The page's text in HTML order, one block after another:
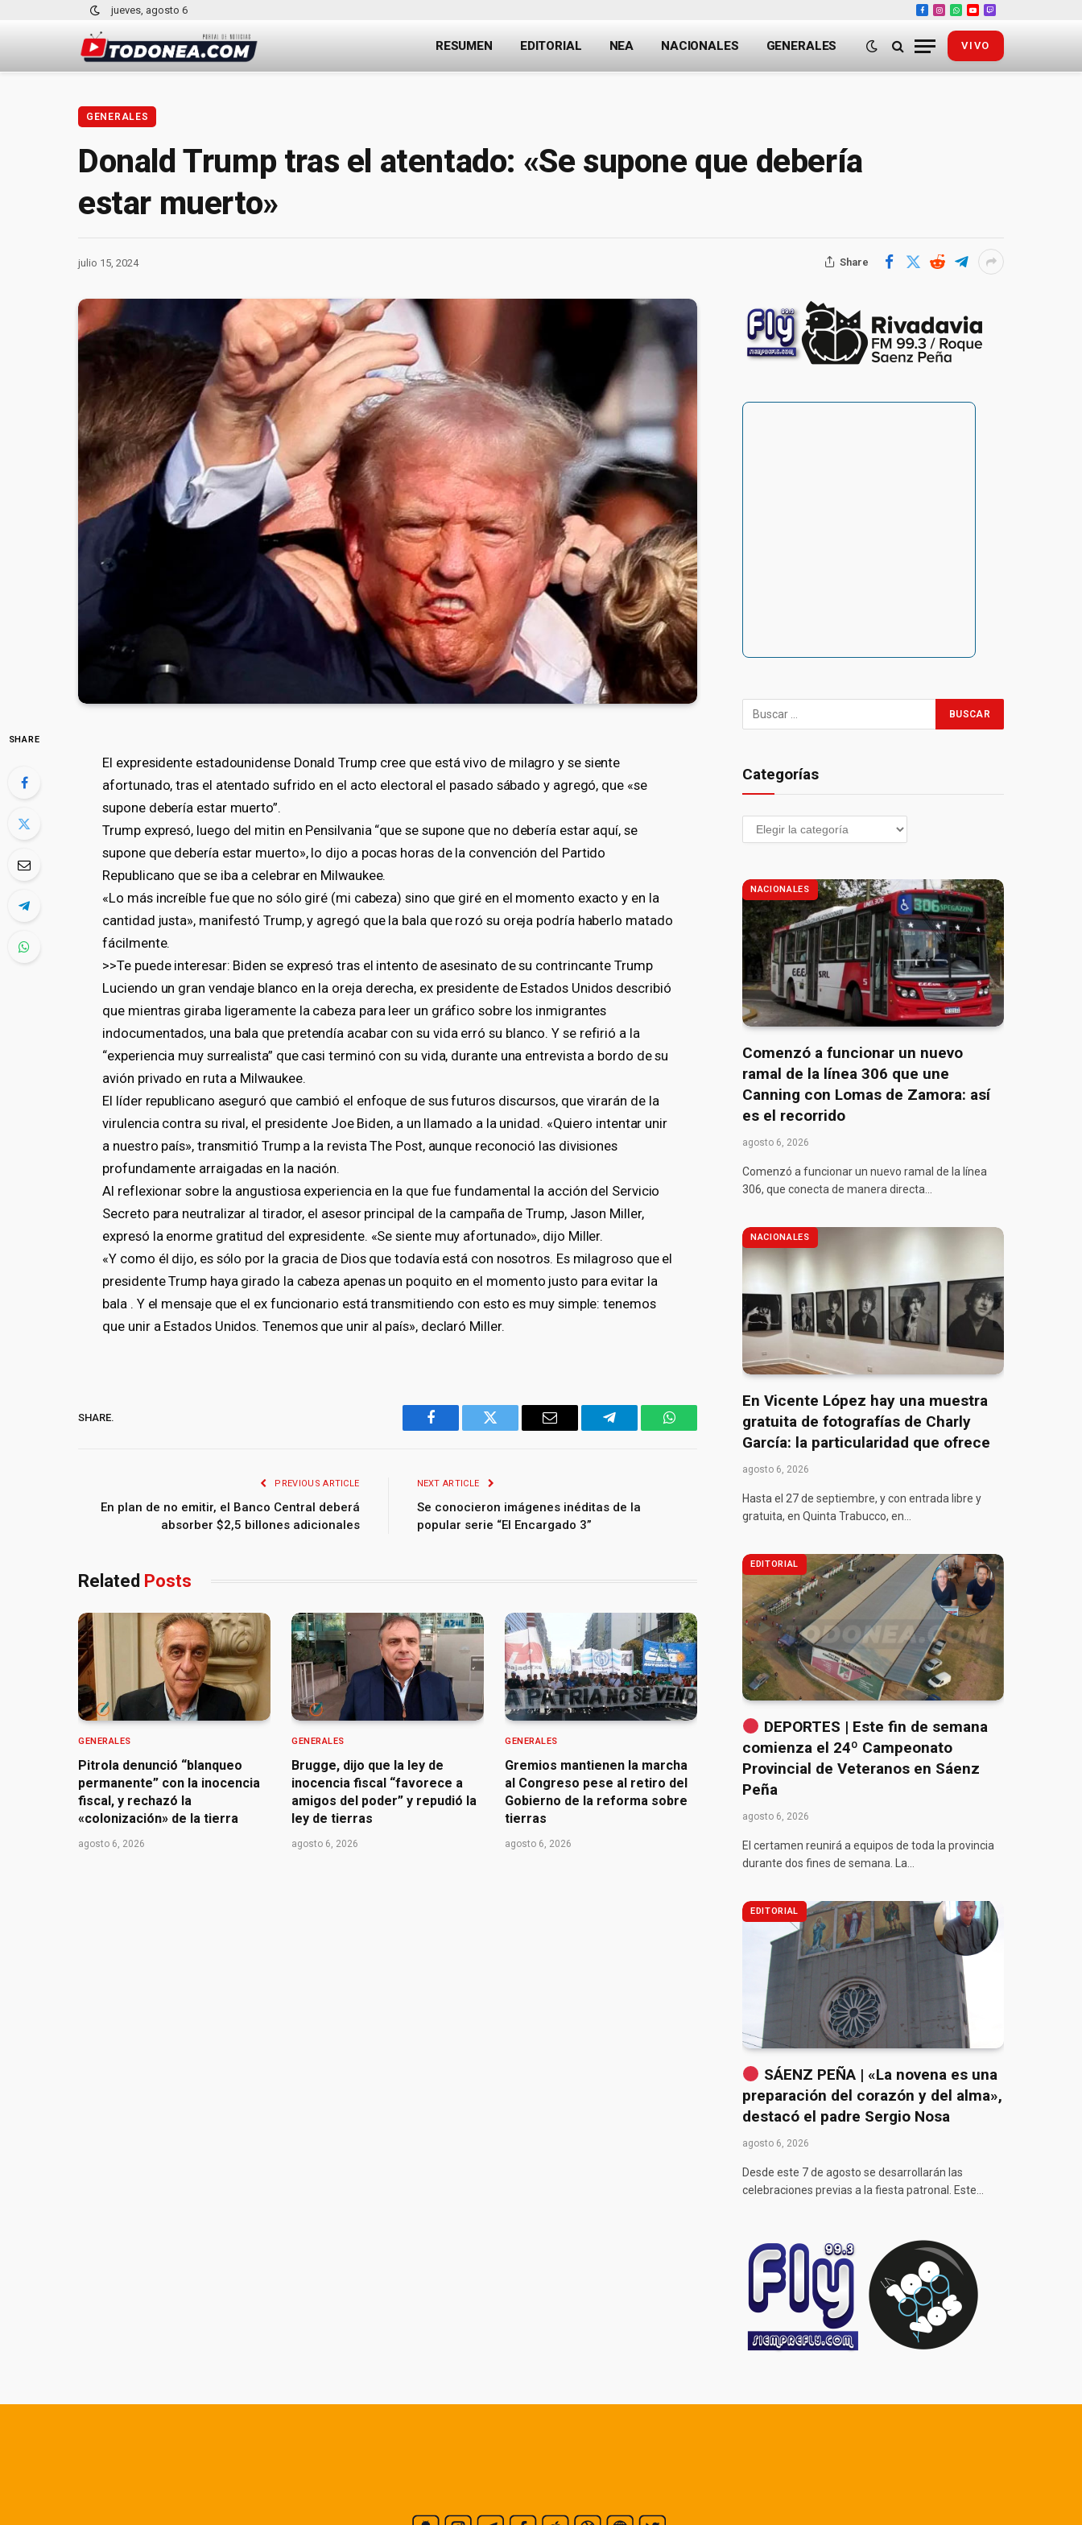
jueves, agosto 6
Facebook
Instagram
WhatsApp
YouTube
Twitch
RESUMEN EDITORIAL NEA NACIONALES GENERALES VIVO
GENERALES
Donald Trump tras el atentado: «Se supone que debería
estar muerto»
julio 15, 2024 Share
SHARE
El expresidente estadounidense Donald Trump cree que está vivo de milagro y se siente
afortunado, tras el atentado sufrido en el acto electoral el pasado sábado y agregó, que «se
supone debería estar muerto”.
Trump expresó, luego del mitin en Pensilvania “que se supone que no debería estar aquí, se
supone que debería estar muerto», lo dijo a pocas horas de la convención del Partido
Republicano que se iba a celebrar en Milwaukee.
«Lo más increíble fue que no sólo giré (mi cabeza) sino que giré en el momento exacto y en la
cantidad justa», manifestó Trump, y agregó que la bala que rozó su oreja podría haberlo matado
fácilmente.
>>Te puede interesar: Biden se expresó tras el intento de asesinato de su contrincante Trump
Luciendo un gran vendaje blanco en la oreja derecha, ex presidente de Estados Unidos describió
que mientras giraba ligeramente la cabeza para leer un gráfico sobre los inmigrantes
indocumentados, una bala que pretendía acabar con su vida erró su blanco. Y se refirió a la
“experiencia muy surrealista” que casi terminó con su vida, durante una entrevista a bordo de su
avión privado en ruta a Milwaukee.
El líder republicano aseguró que cambió el enfoque de sus futuros discursos, que virarán de la
virulencia contra su rival, el presidente Joe Biden, a un llamado a la unidad. «Quiero intentar unir
a nuestro país», transmitió Trump a la revista The Post, aunque reconoció las divisiones
profundamente arraigadas en la nación.
Al reflexionar sobre la angustiosa experiencia en la que fue fundamental la acción del Servicio
Secreto para neutralizar al tirador, el asesor principal de la campaña de Trump, Jason Miller,
expresó la enorme gratitud del expresidente. «Se siente muy afortunado», dijo Miller.
«Y como él dijo, es sólo por la gracia de Dios que todavía está con nosotros. Es milagroso que el
presidente Trump haya girado la cabeza apenas un poquito en el momento justo para evitar la
bala . Y el mensaje que el ex funcionario está transmitiendo con esto es muy simple: tenemos
que unir a Estados Unidos. Tenemos que unir al país», declaró Miller.
SHARE.
Facebook Twitter Email Telegram WhatsApp
PREVIOUS ARTICLE
En plan de no emitir, el Banco Central deberá
absorber $2,5 billones adicionales
NEXT ARTICLE
Se conocieron imágenes inéditas de la
popular serie “El Encargado 3”
Related Posts
GENERALES
Pitrola denunció “blanqueo
permanente” con la inocencia
fiscal, y rechazó la
«colonización» de la tierra
agosto 6, 2026
GENERALES
Brugge, dijo que la ley de
inocencia fiscal “favorece a
amigos del poder” y repudió la
ley de tierras
agosto 6, 2026
GENERALES
Gremios mantienen la marcha
al Congreso pese al retiro del
Gobierno de la reforma sobre
tierras
agosto 6, 2026
Categorías
NACIONALES
Comenzó a funcionar un nuevo
ramal de la línea 306 que une
Canning con Lomas de Zamora: así
es el recorrido
agosto 6, 2026
Comenzó a funcionar un nuevo ramal de la línea
306, que conecta de manera directa…
NACIONALES
En Vicente López hay una muestra
gratuita de fotografías de Charly
García: la particularidad que ofrece
agosto 6, 2026
Hasta el 27 de septiembre, y con entrada libre y
gratuita, en Quinta Trabucco, en…
EDITORIAL
DEPORTES | Este fin de semana
comienza el 24º Campeonato
Provincial de Veteranos en Sáenz
Peña
agosto 6, 2026
El certamen reunirá a equipos de toda la provincia
durante dos fines de semana. La…
EDITORIAL
SÁENZ PEÑA | «La novena es una
preparación del corazón y del alma»,
destacó el padre Sergio Nosa
agosto 6, 2026
Desde este 7 de agosto se desarrollarán las
celebraciones previas a la fiesta patronal. Este…